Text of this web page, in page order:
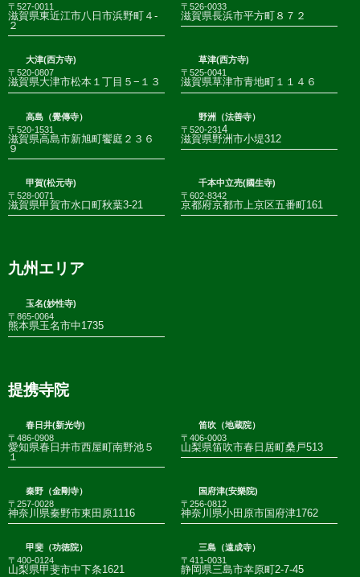
〒527-0011
滋賀県東近江市八日市浜野町４-
２
〒526-0033
滋賀県長浜市平方町８７２
大津(西方寺)
〒520-0807
滋賀県大津市松本１丁目５−１３
草津(西方寺)
〒525-0041
滋賀県草津市青地町１１４６
高島（覺傳寺）
〒520-1531
滋賀県高島市新旭町饗庭２３６
９
野洲（法善寺）
〒520-2314
滋賀県野洲市小堤312
甲賀(松元寺)
〒528-0071
滋賀県甲賀市水口町秋葉3-21
千本中立売(國生寺)
〒602-8342
京都府京都市上京区五番町161
九州エリア
玉名(妙性寺)
〒865-0064
熊本県玉名市中1735
提携寺院
春日井(新光寺)
〒486-0908
愛知県春日井市西屋町南野池５
１
笛吹（地蔵院）
〒406-0003
山梨県笛吹市春日居町桑戸513
秦野（金剛寺）
〒257-0028
神奈川県秦野市東田原1116
国府津(安樂院)
〒256-0812
神奈川県小田原市国府津1762
甲斐（功徳院）
〒400-0124
山梨県甲斐市中下条1621
三島（遠成寺）
〒411-0031
静岡県三島市幸原町2-7-45